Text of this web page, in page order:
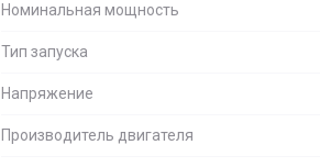
Номинальная мощность
Тип запуска
Напряжение
Производитель двигателя